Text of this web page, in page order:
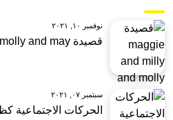
نوفمبر ١٠, ٢٠٢١
قصيدة maggie and milly and molly and may
سبتمبر ٠٧, ٢٠٢١
الحركات الاجتماعية